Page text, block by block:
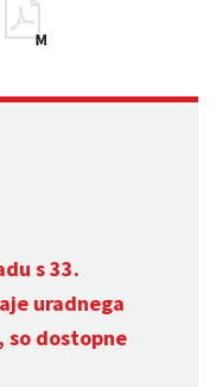
s 33.
uradnega
so dostopne